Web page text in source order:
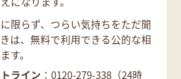
限らず、つらい気持ちをただ聞
は、無料で利用できる公的な相
す。
ライン ：0120-279-338（24時